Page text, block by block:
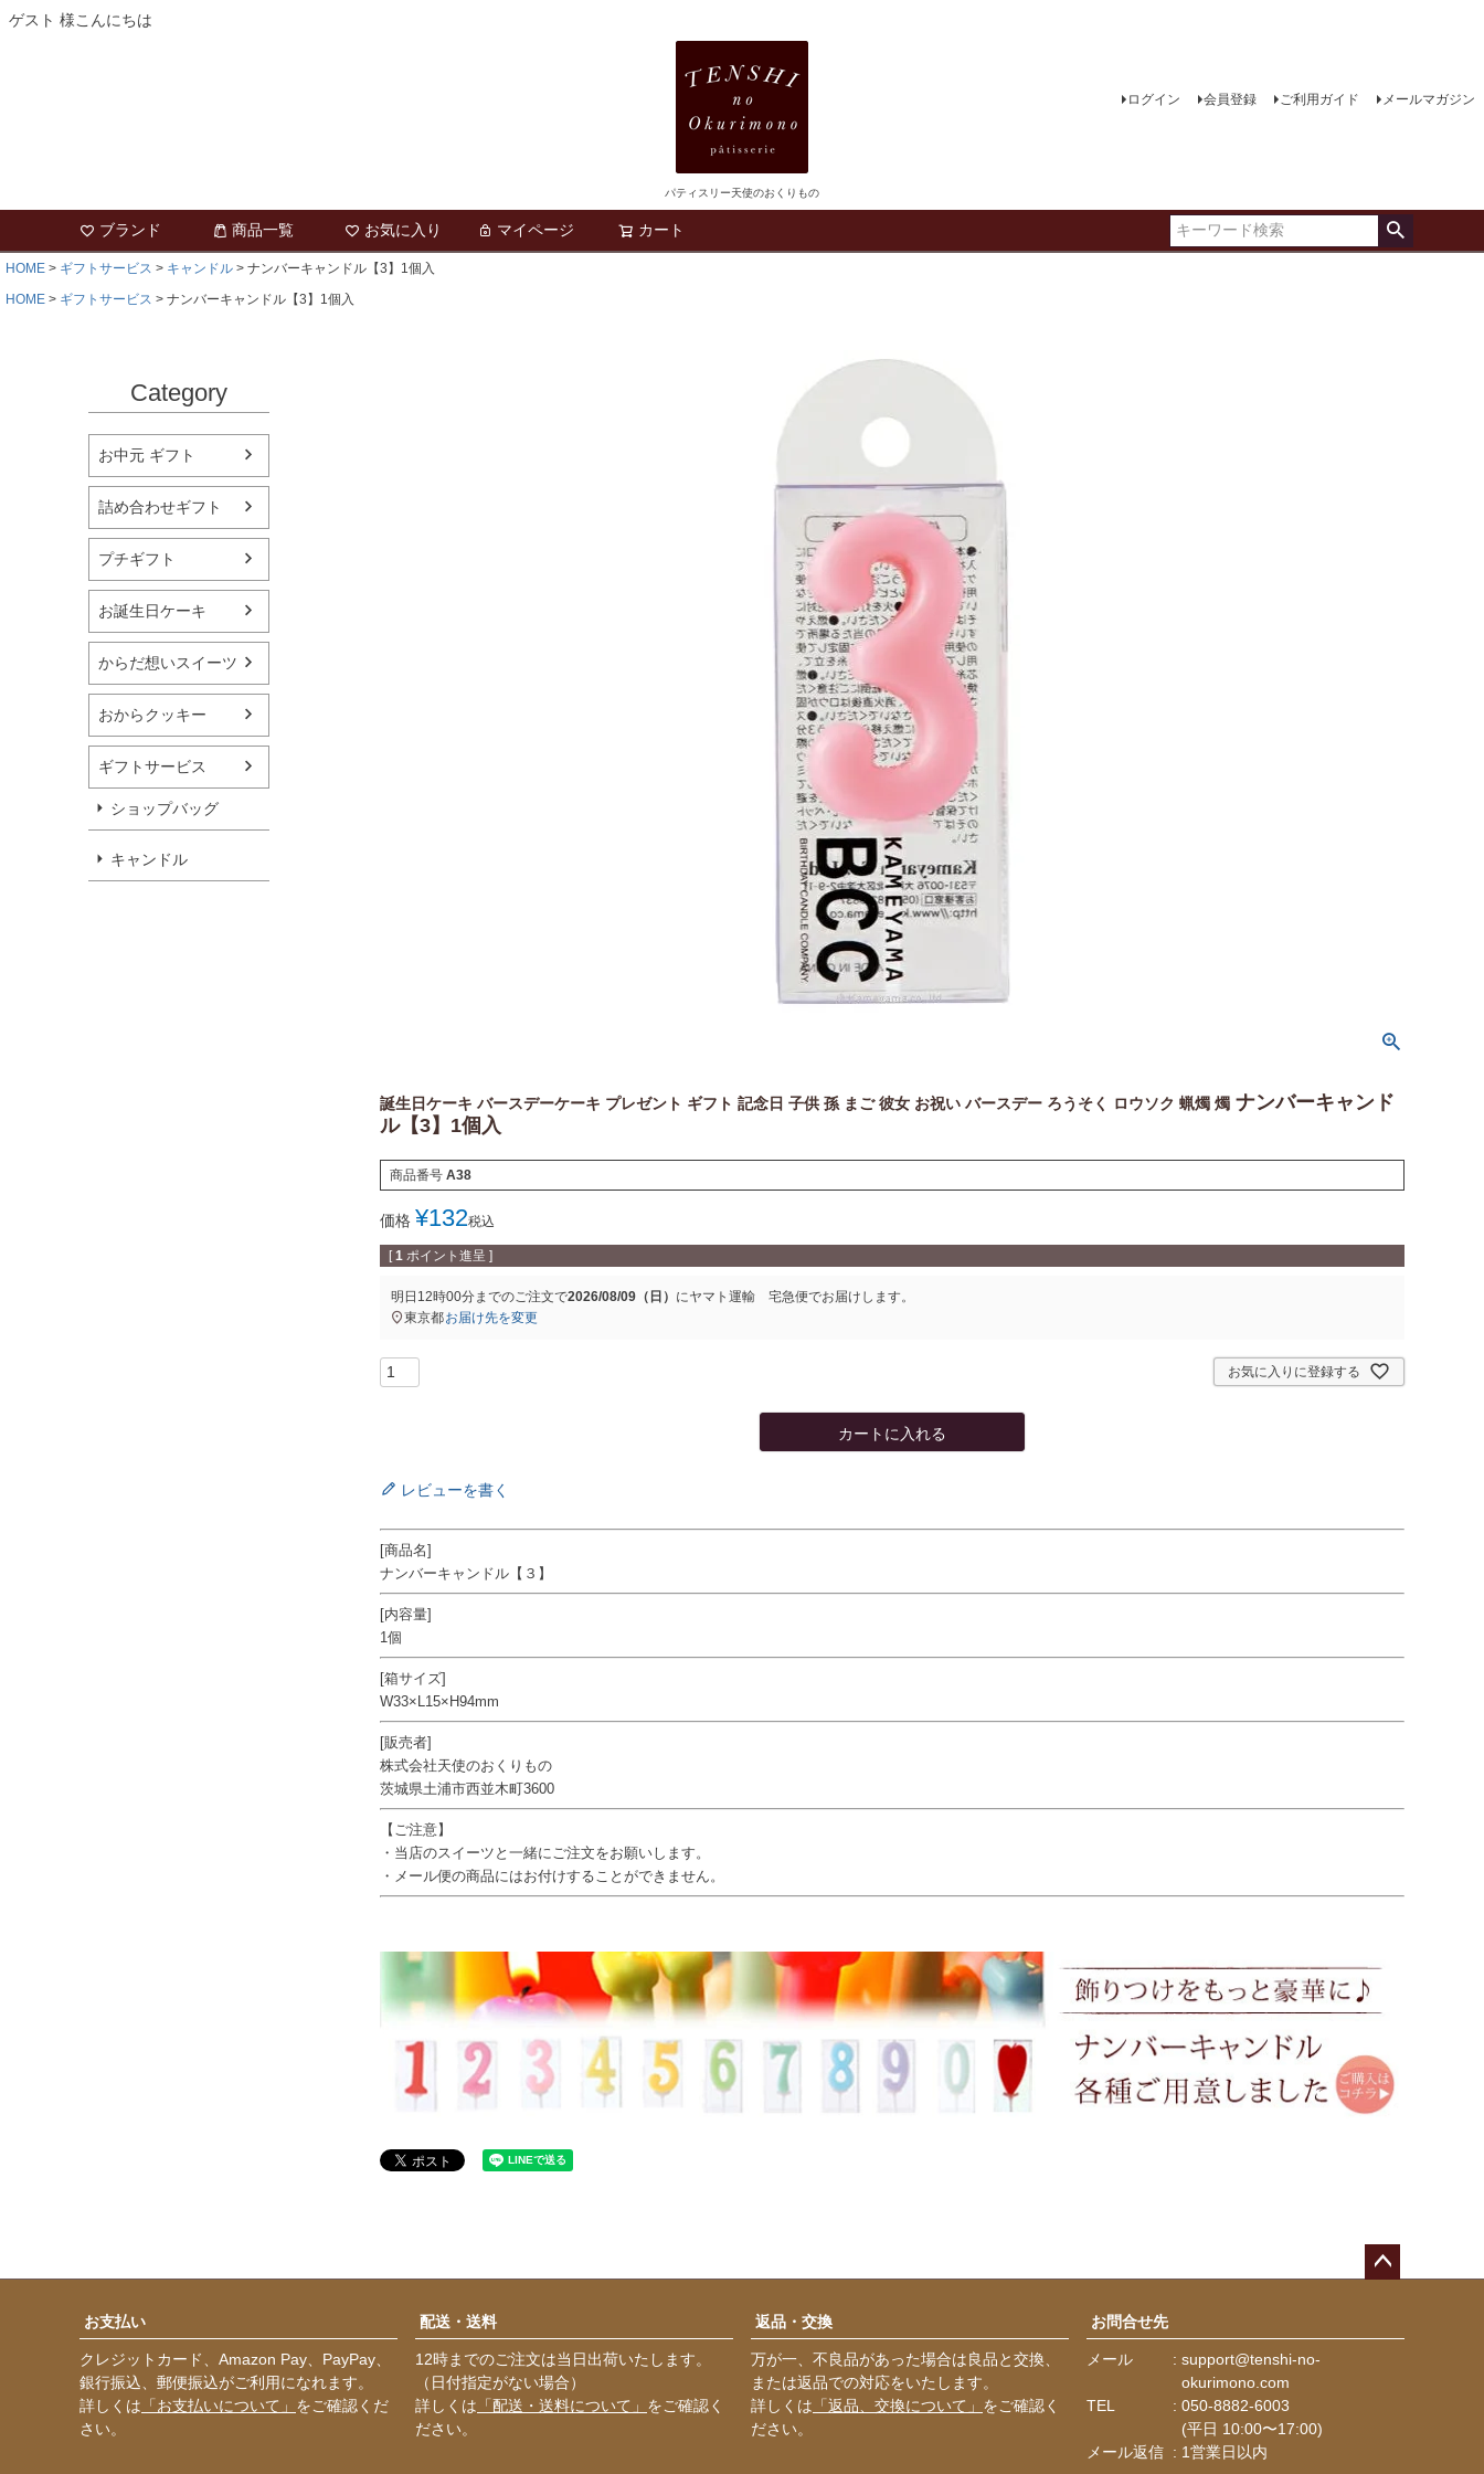
ゲスト 様こんにちは
パティスリー天使のおくりもの
ログイン 会員登録 ご利用ガイド メールマガジン
ブランド 商品一覧 お気に入り マイページ カート
HOME ギフトサービス キャンドル
ナンバーキャンドル【3】1個入
HOME
ギフトサービス ナンバーキャンドル【3】1個入
Category
お中元 ギフト
詰め合わせギフト
プチギフト
お誕生日ケーキ
からだ想いスイーツ
おからクッキー
ギフトサービス
ショップバッグ
キャンドル
誕生日ケーキ バースデーケーキ プレゼント ギフト 記念日 子供 孫 まご 彼女 お祝い バースデー ろうそく ロウソク 蝋燭 燭 ナンバーキャンド
ル【3】1個入
商品番号 A38
価格 ¥132税込
[ 1 ポイント進呈 ]
明日 12時00分までのご注文で2026/08/09（日） にヤマト運輸 宅急便でお届けします。
東京都お届け先を変更
お気に入りに登録する
カートに入れる
レビューを書く
[商品名]
ナンバーキャンドル【３】
[内容量]
1個
[箱サイズ]
W33×L15×H94mm
[販売者]
株式会社天使のおくりもの
茨城県土浦市西並木町3600
【ご注意】
・当店のスイーツと一緒にご注文をお願いします。
・メール便の商品にはお付けすることができません。
ップ
お支払い
クレジットカード、Amazon Pay、PayPay、
銀行振込、郵便振込がご利用になれます。
詳しくは 「お支払いについて」 をご確認くだ
さい。
配送・送料
12時までのご注文は当日出荷いたします。
（日付指定がない場合）
詳しくは 「配送・送料について」 をご確認く
ださい。
返品・交換
万が一、不良品があった場合は良品と交換、
または返品での対応をいたします。
詳しくは 「返品、交換について」 をご確認く
ださい。
お問合せ先
メール
support@tenshi-no-
okurimono.com
TEL
050-8882-6003
(平日 10:00〜17:00)
メール返信
1営業日以内